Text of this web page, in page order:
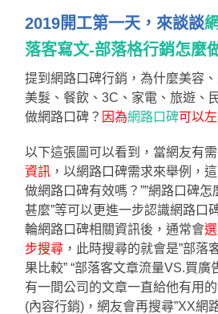
2019開工第一天，來談談
落客寫文-部落格行銷怎麼
提到網路口碑行銷，為什麼美容
美髮、餐飲、3C、家電、旅遊、
做網路口碑？ 因為網路口碑可以
以下這張圖可以看到，當網友有
資訊 ，以網路口碑需求來舉例，
做網路口碑有效嗎？””網路口碑怎
甚麼”等可以更進一步認識網路口
輪網路口碑相關資訊後，通常會
步搜尋 ，此時搜尋的就會是”部落
果比較” “部落客文章流量VS.買廣
有一間公司的文章一直給他有用
(內容行銷)，網友會再搜尋”XX網